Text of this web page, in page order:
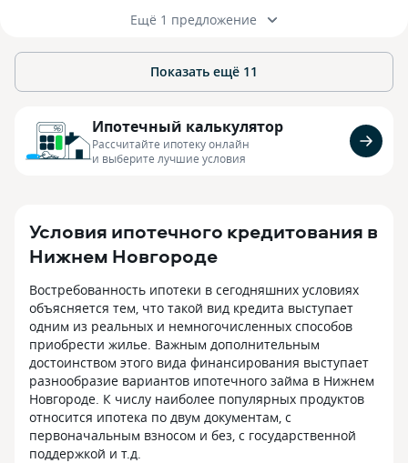
Ещё 1 предложение
Показать ещё 11
Ипотечный калькулятор
Рассчитайте ипотеку онлайн
и выберите лучшие условия
Условия ипотечного кредитования в
Нижнем Новгороде
Востребованность ипотеки в сегодняшних условиях
объясняется тем, что такой вид кредита выступает
одним из реальных и немногочисленных способов
приобрести жилье. Важным дополнительным
достоинством этого вида финансирования выступает
разнообразие вариантов ипотечного займа в Нижнем
Новгороде. К числу наиболее популярных продуктов
относится ипотека по двум документам, с
первоначальным взносом и без, с государственной
поддержкой и т.д.